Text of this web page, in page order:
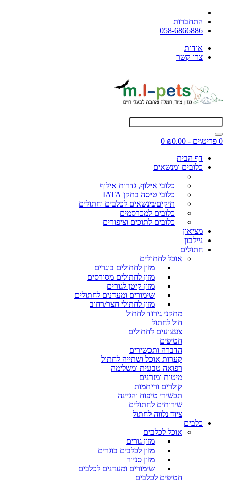
התחברות
058-6866886
אודות
צרו קשר
0 פריט\ים - ₪0.00
0
דף הבית
כלובים ומנשאים
כלובי אילוף, גדרות אילוף
כלובי טיסה בתקן IATA
תיקים/מנשאים לכלבים וחתולים
כלובים למכרסמים
כלובים לתוכים וציפורים
מציאון
ניילבון
חתולים
אוכל לחתולים
מזון לחתולים בוגרים
מזון לחתולים מסורסים
מזון קיטן לגורים
שימורים ומעדנים לחתולים
מזון לחתולי חצר/רחוב
מתקני גירוד לחתול
חול לחתול
צעצועים לחתולים
חטיפים
הדברה ותכשירים
קערות אוכל ושתייה לחתול
רפואה טבעית ומשלימה
מיטות ומזרנים
קולרים וריתמות
תכשירי טיפוח והגיינה
שירותים לחתולים
ציוד נלווה לחתול
כלבים
אוכל לכלבים
מזון גורים
מזון לכלבים בוגרים
מזון סניור
שימורים ומעדנים לכלבים
חטיפים לכלבים